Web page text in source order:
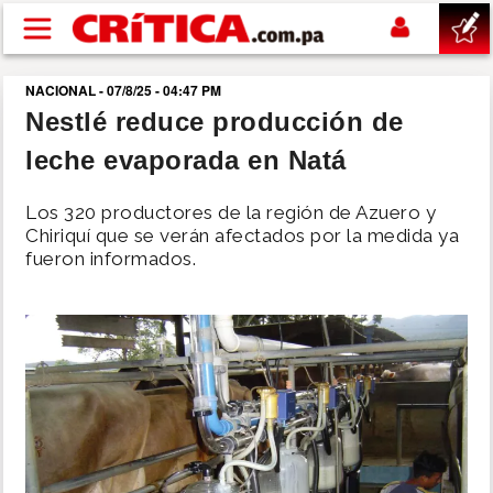
Pasar al contenido principal
buscar
SUCESOS
NACIONAL
SHOW
DEPORTES
MUNDO
NACIONAL - 07/8/25 - 04:47 PM
Nestlé reduce producción de
leche evaporada en Natá
Los 320 productores de la región de Azuero y
Chiriquí que se verán afectados por la medida ya
fueron informados.